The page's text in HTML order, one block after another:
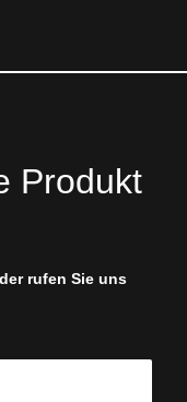
Produkt
rufen Sie uns